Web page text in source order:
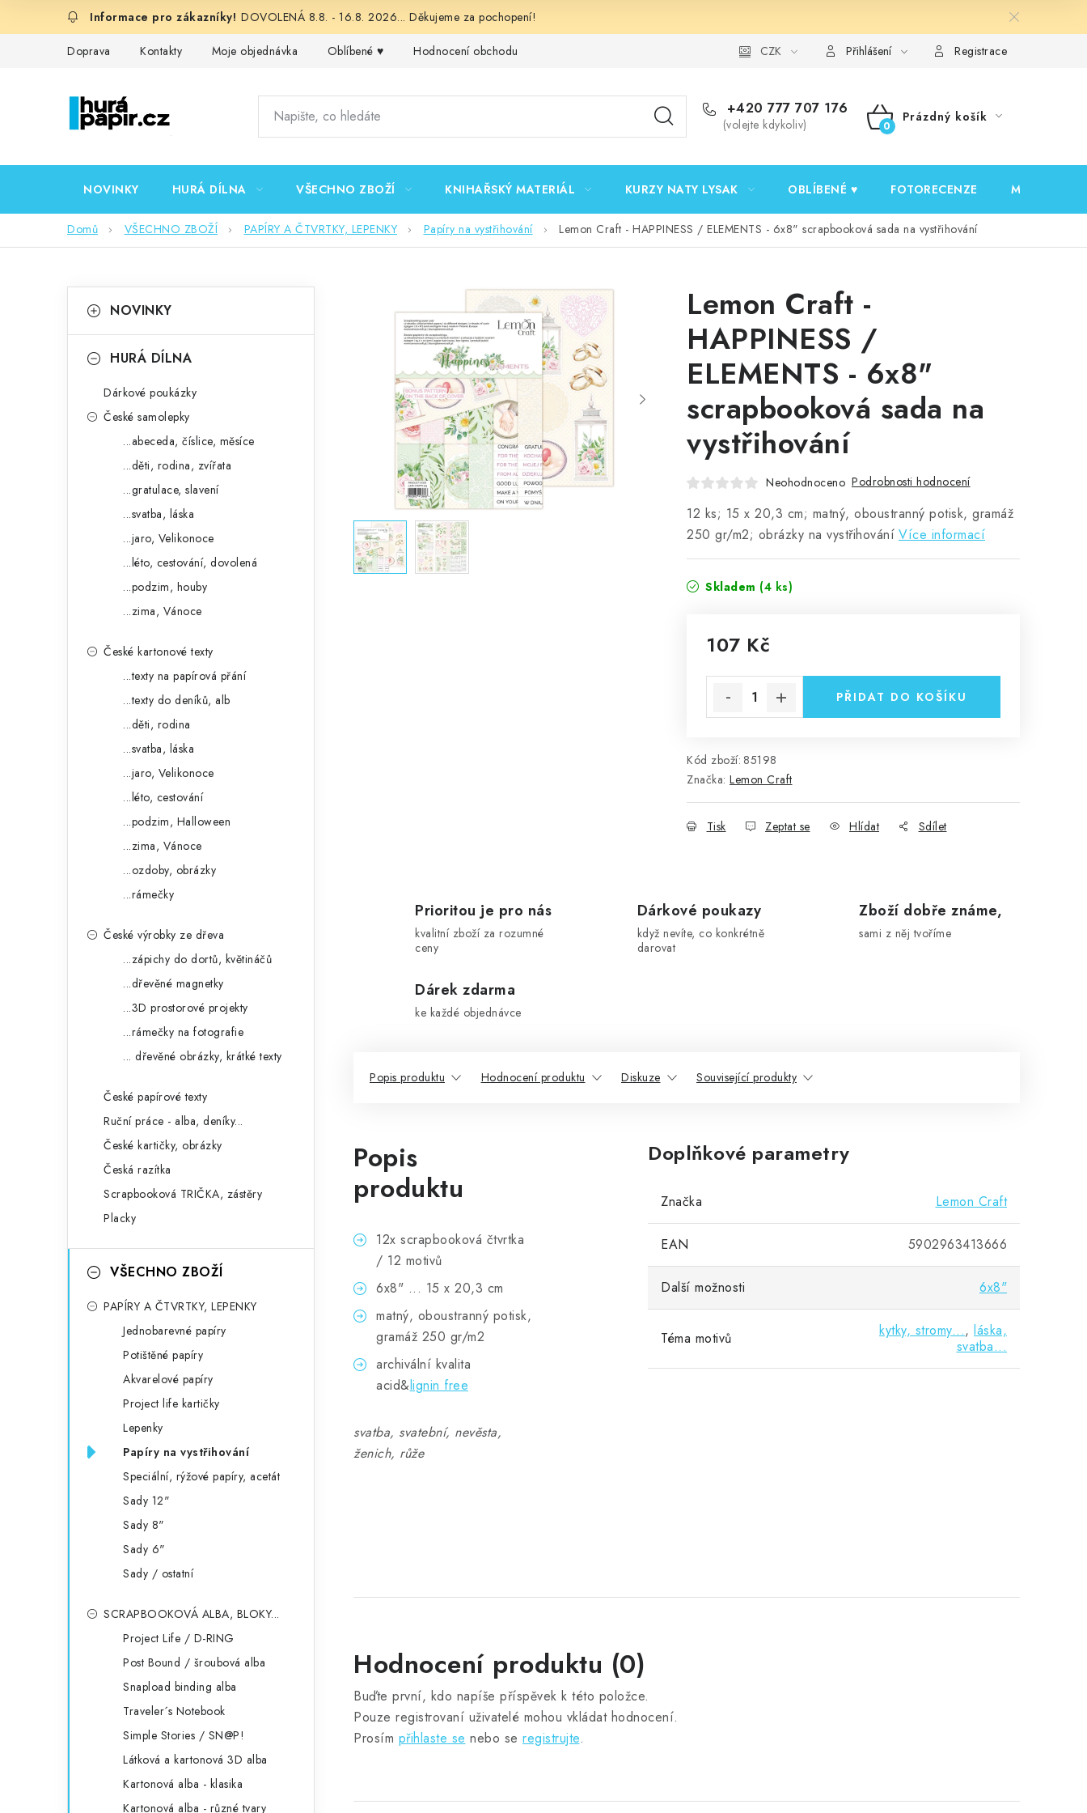
DOVOLENÁ 8.8. - 16.8. 2026... Děkujeme za pochopení!
Doprava Kontakty Moje objednávka Oblíbené ♥️ Hodnocení obchodu Podmínky ochrany osobních údajů Ověřování recenzí
CZK Přihlášení Registrace
+420 777 707 176
(volejte kdykoliv)
NÁKUPNÍ
Prázdný košík
NOVINKY HURÁ DÍLNA VŠECHNO ZBOŽÍ KNIHAŘSKÝ MATERIÁL KURZY NATY LYSAK OBLÍBENÉ ♥️ FOTORECENZE MOJE
Domů VŠECHNO ZBOŽÍ PAPÍRY A ČTVRTKY, LEPENKY Papíry na vystřihování Lemon Craft - HAPPINESS / ELEMENTS - 6x8" scrapbooková sada na vystřihování
okategorie
a
NOVINKY
HURÁ DÍLNA
Dárkové poukázky
České samolepky
...abeceda, číslice, měsíce
...děti, rodina, zvířata
...gratulace, slavení
...svatba, láska
...jaro, Velikonoce
...léto, cestování, dovolená
...podzim, houby
...zima, Vánoce
České kartonové texty
...texty na papírová přání
...texty do deníků, alb
...děti, rodina
...svatba, láska
...jaro, Velikonoce
...léto, cestování
...podzim, Halloween
...zima, Vánoce
...ozdoby, obrázky
...rámečky
České výrobky ze dřeva
...zápichy do dortů, květináčů
...dřevěné magnetky
...3D prostorové projekty
...rámečky na fotografie
... dřevěné obrázky, krátké texty
České papírové texty
Ruční práce - alba, deníky...
České kartičky, obrázky
Česká razítka
Scrapbooková TRIČKA, zástěry
Placky
VŠECHNO ZBOŽÍ
PAPÍRY A ČTVRTKY, LEPENKY
Jednobarevné papíry
Potištěné papíry
Akvarelové papíry
Project life kartičky
Lepenky
Papíry na vystřihování
Speciální, rýžové papíry, acetát
Sady 12"
Sady 8"
Sady 6"
Sady / ostatní
SCRAPBOOKOVÁ ALBA, BLOKY...
Project Life / D-RING
Post Bound / šroubová alba
Snapload binding alba
Traveler´s Notebook
Simple Stories / SN@P!
Látková a kartonová 3D alba
Kartonová alba - klasika
Kartonová alba - různé tvary
Lemon Craft -
HAPPINESS /
ELEMENTS - 6x8"
scrapbooková sada na
vystřihování
Neohodnoceno Podrobnosti hodnocení
12 ks; 15 x 20,3 cm; matný, oboustranný potisk, gramáž
250 gr/m2; obrázky na vystřihování Více informací
Skladem (4 ks)
107 Kč
PŘIDAT DO KOŠÍKU
Kód zboží: 85198
Značka: Lemon Craft
Tisk Zeptat se Hlídat Sdílet
Prioritou je pro nás
kvalitní zboží za rozumné
ceny
Dárkové poukazy
když nevíte, co konkrétně
darovat
Zboží dobře známe,
sami z něj tvoříme
Dárek zdarma
ke každé objednávce
Popis produktu Hodnocení produktu Diskuze Související produkty
Popis
produktu
12x scrapbooková čtvrtka
/ 12 motivů
6x8" ... 15 x 20,3 cm
matný, oboustranný potisk,
gramáž 250 gr/m2
archivální kvalita
acid&lignin free
svatba, svatební, nevěsta,
ženich, růže
Doplňkové parametry
Značka Lemon Craft
EAN 5902963413666
Další možnosti 6x8"
Téma motivů kytky, stromy..., láska,
svatba...
Hodnocení produktu (0)
Buďte první, kdo napíše příspěvek k této položce.
Pouze registrovaní uživatelé mohou vkládat hodnocení.
Prosím přihlaste se nebo se registrujte.